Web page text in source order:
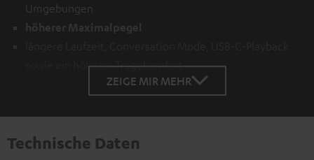
Umgebungen
höherer Maximalpegel
sowie ein höherer Tragekomfort
ZEIGE MIR MEHR
Technische Daten